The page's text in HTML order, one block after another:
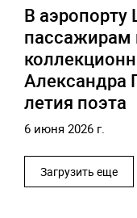
В
пассажирам
Александра
летия поэта
6 июня 2026 г.
Загрузить еще